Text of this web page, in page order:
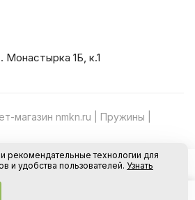
В корзину
Монастырка 1Б, к.1
магазин nmkn.ru | Пружины |
Конфиденциальность Оферта
рекомендательные технологии для
и удобства пользователей. Узнать